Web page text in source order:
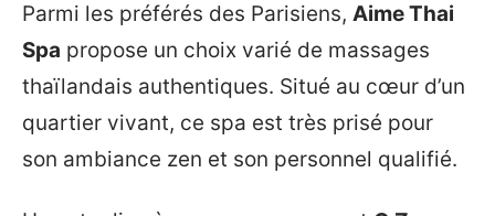
Parmi les préférés des Parisiens, Aime Thai
Spa propose un choix varié de massages
thaïlandais authentiques. Situé au cœur d’un
quartier vivant, ce spa est très prisé pour
son ambiance zen et son personnel qualifié.